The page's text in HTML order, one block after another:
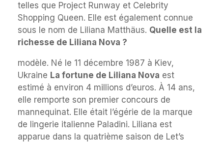
telles que Project Runway et Celebrity
Shopping Queen. Elle est également connue
sous le nom de Liliana Matthäus. Quelle est la
richesse de Liliana Nova ?
modèle. Né le 11 décembre 1987 à Kiev,
Ukraine La fortune de Liliana Nova est
estimé à environ 4 millions d’euros. À 14 ans,
elle remporte son premier concours de
mannequinat. Elle était l’égérie de la marque
de lingerie italienne Paladini. Liliana est
apparue dans la quatrième saison de Let’s